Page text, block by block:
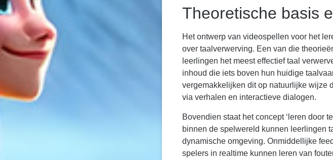
Theoretische basis
Het ontwerp van videospellen voor het
over taalverwerving. Een van die
leerlingen het meest effectief taal
inhoud die iets boven hun huidige
vergemakkelijken dit op natuurlijke wijze
via verhalen en interactieve dialogen.
Bovendien staat het concept ‘leren door
binnen de spelwereld kunnen leerlingen
dynamische omgeving. Onmiddellijke
spelers in realtime kunnen leren van